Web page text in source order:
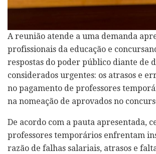
A reunião atende a uma demanda
profissionais da educação e
respostas do poder público diante de
considerados urgentes: os atrasos e
no pagamento de professores
na nomeação de aprovados no
De acordo com a pauta apresentada,
professores temporários enfrentam
razão de falhas salariais, atrasos e